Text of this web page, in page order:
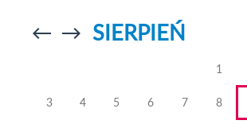
Przejdź doPrzejdź do
SIERPIEŃ
1
3 4 5 6 7 8